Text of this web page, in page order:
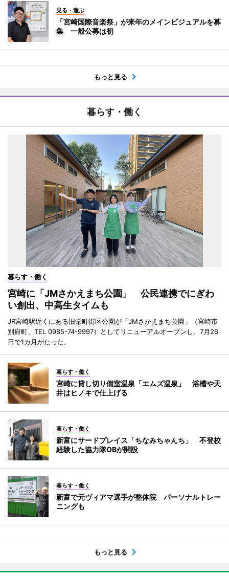
見る・遊ぶ
「宮崎国際音楽祭」が来年のメインビジュアルを募
集 一般公募は初
もっと見る
暮らす・働く
暮らす・働く
宮崎に「JMさかえまち公園」 公民連携でにぎわ
い創出、中高生タイムも
JR宮崎駅近くにある旧栄町街区公園が「JMさかえまち公園」（宮崎市
別府町、TEL 0985-74-9997）としてリニューアルオープンし、7月26
日で1カ月がたった。
暮らす・働く
宮崎に貸し切り個室温泉「エムズ温泉」 浴槽や天
井はヒノキで仕上げる
暮らす・働く
新富にサードプレイス「ちなみちゃんち」 不登校
経験した協力隊OBが開設
暮らす・働く
新富で元ヴィアマ選手が整体院 パーソナルトレー
ニングも
もっと見る